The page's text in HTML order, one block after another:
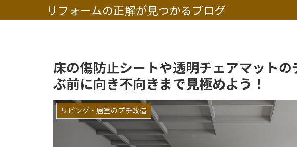
リフォームの正解が見つかるブログ
床の傷防止シートや透明チェアマット
ぶ前に向き不向きまで見極めよう！
リビング・居室のプチ改造